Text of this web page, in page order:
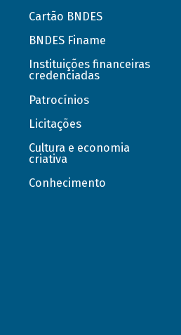
Cartão BNDES
BNDES Finame
Instituições financeiras
credenciadas
Patrocínios
Licitações
Cultura e economia
criativa
Conhecimento